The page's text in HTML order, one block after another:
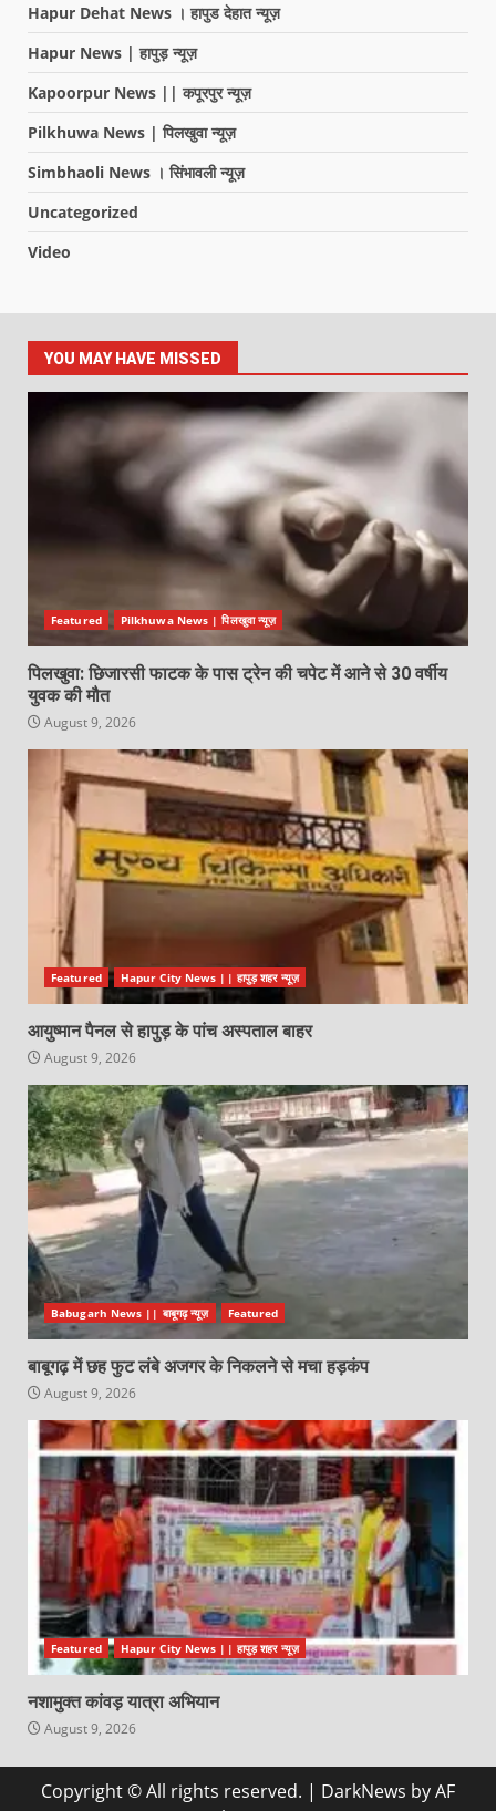
Hapur Dehat News । हापुड देहात न्यूज़
Hapur News | हापुड़ न्यूज़
Kapoorpur News || कपूरपुर न्यूज़
Pilkhuwa News | पिलखुवा न्यूज़
Simbhaoli News । सिंभावली न्यूज़
Uncategorized
Video
YOU MAY HAVE MISSED
Featured Pilkhuwa News | पिलखुवा न्यूज़
पिलखुवा: छिजारसी फाटक के पास ट्रेन की चपेट में आने से 30 वर्षीय
युवक की मौत
August 9, 2026
Featured Hapur City News || हापुड़ शहर न्यूज़
आयुष्मान पैनल से हापुड़ के पांच अस्पताल बाहर
August 9, 2026
Babugarh News || बाबूगढ़ न्यूज़ Featured
बाबूगढ़ में छह फुट लंबे अजगर के निकलने से मचा हड़कंप
August 9, 2026
Featured Hapur City News || हापुड़ शहर न्यूज़
नशामुक्त कांवड़ यात्रा अभियान
August 9, 2026
Copyright © All rights reserved. | DarkNews by AF